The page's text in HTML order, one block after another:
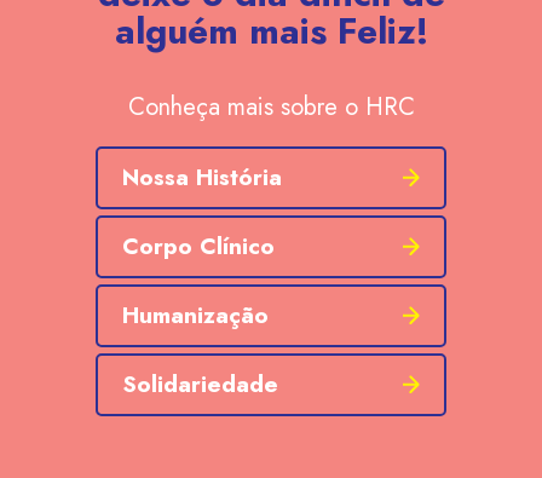
alguém mais Feliz!
Conheça mais sobre o HRC
Nossa História
Corpo Clínico
Humanização
Solidariedade